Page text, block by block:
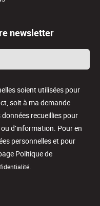
newsletter
soient utilisées pour
soit à ma demande
recueillies pour
d’information. Pour en
personnelles et pour
Politique de
.